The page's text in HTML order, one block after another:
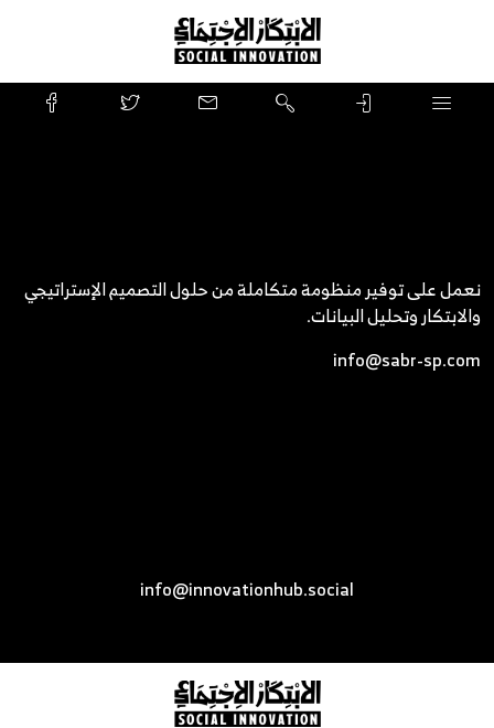
نعمل على توفير منظومة متكاملة من حلول التصميم الإستراتيجي
والابتكار وتحليل البيانات.
info@sabr-sp.com
info@innovationhub.social